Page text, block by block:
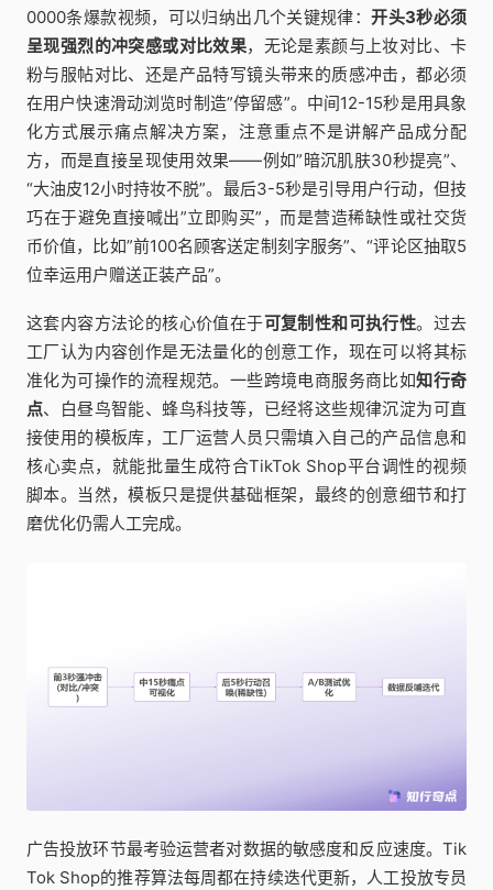
0000条爆款视频，可以归纳出几个关键规律：开头3秒必须
呈现强烈的冲突感或对比效果，无论是素颜与上妆对比、卡
粉与服帖对比、还是产品特写镜头带来的质感冲击，都必须
在用户快速滑动浏览时制造”停留感”。中间12-15秒是用具象
化方式展示痛点解决方案，注意重点不是讲解产品成分配
方，而是直接呈现使用效果——例如”暗沉肌肤30秒提亮”、
“大油皮12小时持妆不脱”。最后3-5秒是引导用户行动，但技
巧在于避免直接喊出”立即购买”，而是营造稀缺性或社交货
币价值，比如”前100名顾客送定制刻字服务”、“评论区抽取5
位幸运用户赠送正装产品”。
这套内容方法论的核心价值在于可复制性和可执行性。过去
工厂认为内容创作是无法量化的创意工作，现在可以将其标
准化为可操作的流程规范。一些跨境电商服务商比如知行奇
点、白昼鸟智能、蜂鸟科技等，已经将这些规律沉淀为可直
接使用的模板库，工厂运营人员只需填入自己的产品信息和
核心卖点，就能批量生成符合TikTok Shop平台调性的视频
脚本。当然，模板只是提供基础框架，最终的创意细节和打
磨优化仍需人工完成。
广告投放环节最考验运营者对数据的敏感度和反应速度。Tik
Tok Shop的推荐算法每周都在持续迭代更新，人工投放专员